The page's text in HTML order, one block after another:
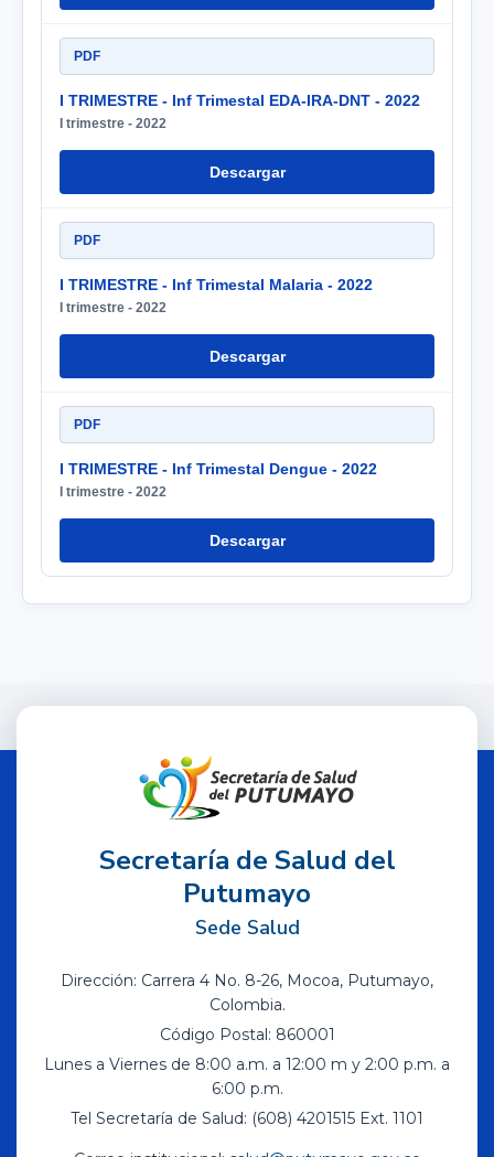
PDF
I TRIMESTRE - Inf Trimestal EDA-IRA-DNT - 2022
I trimestre - 2022
Descargar
PDF
I TRIMESTRE - Inf Trimestal Malaria - 2022
I trimestre - 2022
Descargar
PDF
I TRIMESTRE - Inf Trimestal Dengue - 2022
I trimestre - 2022
Descargar
Secretaría de Salud del
Putumayo
Sede Salud
Dirección: Carrera 4 No. 8-26, Mocoa, Putumayo,
Colombia.
Código Postal: 860001
Lunes a Viernes de 8:00 a.m. a 12:00 m y 2:00 p.m. a
6:00 p.m.
Tel Secretaría de Salud: (608) 4201515 Ext. 1101